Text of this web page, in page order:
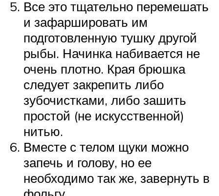
Все это тщательно перемешать
и зафаршировать им
подготовленную тушку другой
рыбы. Начинка набивается не
очень плотно. Края брюшка
следует закрепить либо
зубочистками, либо зашить
простой (не искусственной)
нитью.
Вместе с телом щуки можно
запечь и голову, но ее
необходимо так же, завернуть в